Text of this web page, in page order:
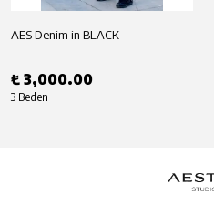
AES Denim in BLACK
₺ 3,000.00
3 Beden